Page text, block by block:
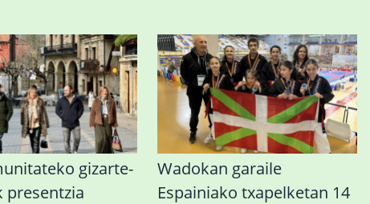
gizarte-
presentzia
Wadokan garaile
Espainiako txapelketan 14